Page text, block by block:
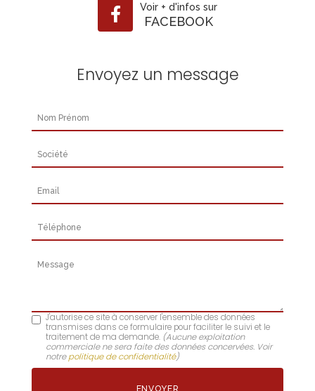
Voir + d'infos sur
FACEBOOK
Envoyez un message
Nom Prénom
Société
Email
Téléphone
Message
J'autorise ce site à conserver l'ensemble des données
transmises dans ce formulaire pour faciliter le suivi et le
traitement de ma demande. (Aucune exploitation
commerciale ne sera faite des données concervées. Voir
notrepolitique de confidentialité)